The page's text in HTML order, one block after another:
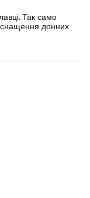
Так само
донних